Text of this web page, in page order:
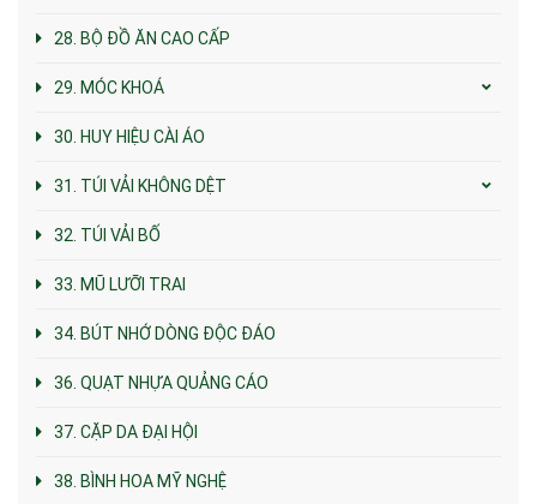
28. BỘ ĐỒ ĂN CAO CẤP
29. MÓC KHOÁ
30. HUY HIỆU CÀI ÁO
31. TÚI VẢI KHÔNG DỆT
32. TÚI VẢI BỐ
33. MŨ LƯỠI TRAI
34. BÚT NHỚ DÒNG ĐỘC ĐÁO
36. QUẠT NHỰA QUẢNG CÁO
37. CẶP DA ĐẠI HỘI
38. BÌNH HOA MỸ NGHỆ